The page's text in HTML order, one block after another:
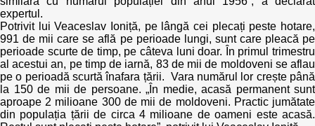
expertul.
Potrivit lui Veaceslav Ioniță, pe lângă cei plecați peste hotare,
991 de mii care se află pe perioade lungi, sunt care pleacă pe
perioade scurte de timp, pe câteva luni doar. În primul trimestru
al acestui an, pe timp de iarnă, 83 de mii de moldoveni se aflau
pe o perioadă scurtă înafara țării. Vara numărul lor crește până
la 150 de mii de persoane. „În medie, acasă permanent sunt
aproape 2 milioane 300 de mii de moldoveni. Practic jumătate
din populația țării de circa 4 milioane de oameni este acasă.